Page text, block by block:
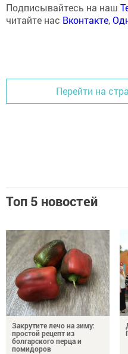
Подписывайтесь на наш
читайте нас Вконтакте,
Перейти на
Топ 5 новостей
Закрутите лечо на зиму:
простой рецепт из
болгарского перца и
помидоров